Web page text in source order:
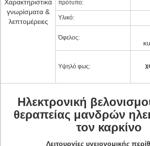
Χαρακτηριστικά
γνωρίσματα &
λεπτομέρειες
πρότυπο:
Υλικό:
Όφελος:
Υψηλό φως:
Ηλεκτρονική
θεραπείας μανδρών
τον καρκίνο
Λειτουργίες υγειονομικής